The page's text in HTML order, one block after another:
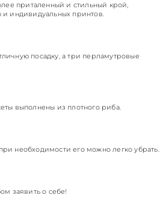
приталенный и стильный крой,
индивидуальных принтов.
посадку, а три перламутровые
выполнены из плотного риба.
необходимости его можно легко убрать.
заявить о себе!